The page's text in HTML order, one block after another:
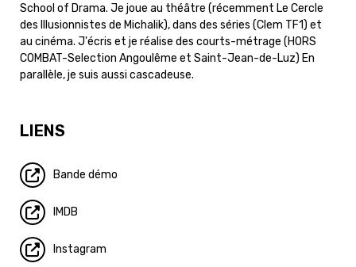
School of Drama. Je joue au théâtre (récemment Le Cercle
des Illusionnistes de Michalik), dans des séries (Clem TF1) et
au cinéma. J'écris et je réalise des courts-métrage (HORS
COMBAT-Selection Angoulême et Saint-Jean-de-Luz) En
parallèle, je suis aussi cascadeuse.
LIENS
Bande démo
IMDB
Instagram